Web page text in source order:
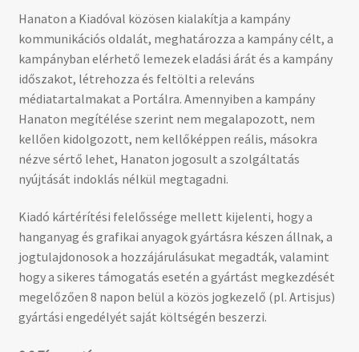
Hanaton a Kiadóval közösen kialakítja a kampány
kommunikációs oldalát, meghatározza a kampány célt, a
kampányban elérhető lemezek eladási árát és a kampány
időszakot, létrehozza és feltölti a releváns
médiatartalmakat a Portálra. Amennyiben a kampány
Hanaton megítélése szerint nem megalapozott, nem
kellően kidolgozott, nem kellőképpen reális, másokra
nézve sértő lehet, Hanaton jogosult a szolgáltatás
nyújtását indoklás nélkül megtagadni.
Kiadó kártérítési felelőssége mellett kijelenti, hogy a
hanganyag és grafikai anyagok gyártásra készen állnak, a
jogtulajdonosok a hozzájárulásukat megadták, valamint
hogy a sikeres támogatás esetén a gyártást megkezdését
megelőzően 8 napon belül a közös jogkezelő (pl. Artisjus)
gyártási engedélyét saját költségén beszerzi.